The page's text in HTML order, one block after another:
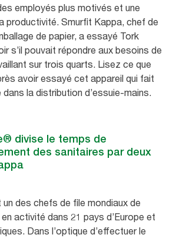
employés plus motivés et une
productivité. Smurfit Kappa, chef de
de papier, a essayé Tork
s’il pouvait répondre aux besoins de
sur trois quarts. Lisez ce que
avoir essayé cet appareil qui fait
la distribution d’essuie-mains.
divise le temps de
des sanitaires par deux
des chefs de file mondiaux de
en activité dans 21 pays d’Europe et
Dans l’optique d’effectuer le